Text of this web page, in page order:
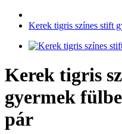
Kerek tigris színes stift
Kerek tigris
gyermek
pár